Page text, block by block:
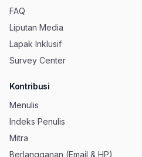
FAQ
Liputan Media
Lapak Inklusif
Survey Center
Kontribusi
Menulis
Indeks Penulis
Mitra
Berlangganan (Email & HP)